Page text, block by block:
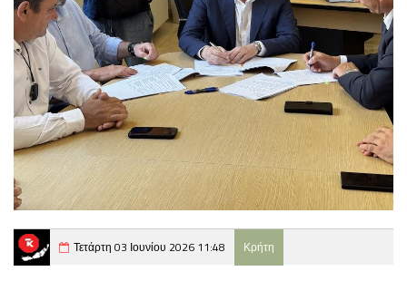
Τετάρτη 03 Ιουνίου 2026 11:48 Κρήτη